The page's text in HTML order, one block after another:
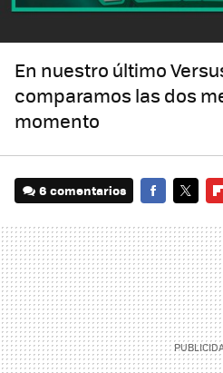
En nuestro último
comparamos las dos
momento
6 comentarios